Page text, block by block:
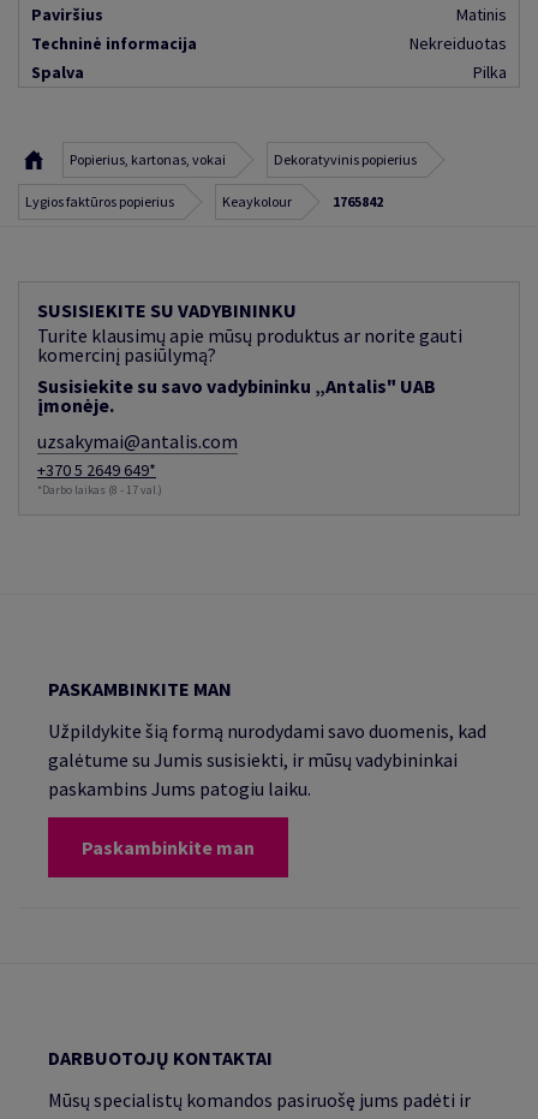
Paviršius
Matinis
Techninė informacija
Nekreiduotas
Spalva
Pilka
Popierius, kartonas, vokai Dekoratyvinis popierius
Lygios faktūros popierius Keaykolour 1765842
SUSISIEKITE SU VADYBININKU
Turite klausimų apie mūsų produktus ar norite gauti
komercinį pasiūlymą?
Susisiekite su savo vadybininku „Antalis" UAB
įmonėje.
uzsakymai@antalis.com
+370 5 2649 649*
*Darbo laikas (8 - 17 val.)
PASKAMBINKITE MAN
Užpildykite šią formą nurodydami savo duomenis, kad
galėtume su Jumis susisiekti, ir mūsų vadybininkai
paskambins Jums patogiu laiku.
Paskambinkite man
DARBUOTOJŲ KONTAKTAI
Mūsų specialistų komandos pasiruošę jums padėti ir